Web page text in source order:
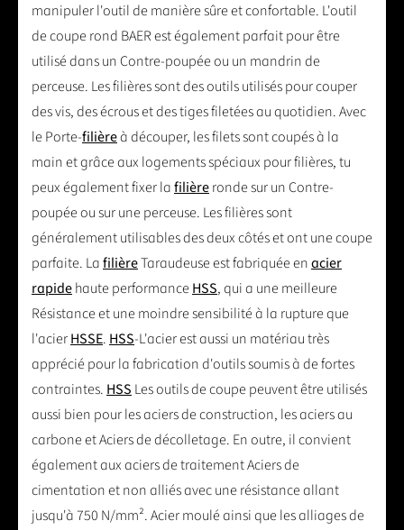
manipuler l'outil de manière sûre et confortable. L'outil
de coupe rond BAER est également parfait pour être
utilisé dans un Contre-poupée ou un mandrin de
perceuse. Les filières sont des outils utilisés pour couper
des vis, des écrous et des tiges filetées au quotidien. Avec
le Porte-filièreà découper, les filets sont coupés à la
main et grâce aux logements spéciaux pour filières, tu
peux également fixer lafilièreronde sur un Contre-
poupée ou sur une perceuse. Les filières sont
généralement utilisables des deux côtés et ont une coupe
parfaite. LafilièreTaraudeuse est fabriquée enacier
rapidehaute performanceHSS, qui a une meilleure
Résistance et une moindre sensibilité à la rupture que
l'acierHSSE. HSS-L'acier est aussi un matériau très
apprécié pour la fabrication d'outils soumis à de fortes
contraintes. HSS Les outils de coupe peuvent être utilisés
aussi bien pour les aciers de construction, les aciers au
carbone et Aciers de décolletage. En outre, il convient
également aux aciers de traitement Aciers de
cimentation et non alliés avec une résistance allant
jusqu'à 750 N/mm². Acier moulé ainsi que les alliages de